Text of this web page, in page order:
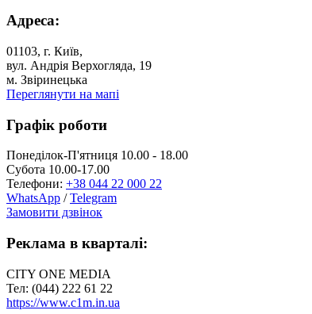
Адреса:
01103, г. Київ,
вул. Андрія Верхогляда, 19
м. Звіринецька
Переглянути на мапі
Графік роботи
Понеділок-П'ятниця 10.00 - 18.00
Субота 10.00-17.00
Телефони: +38 044 22 000 22
WhatsApp /Telegram
Замовити дзвінок
Реклама в кварталі:
CITY ONE MEDIA
Тел: (044) 222 61 22
https://www.c1m.in.ua